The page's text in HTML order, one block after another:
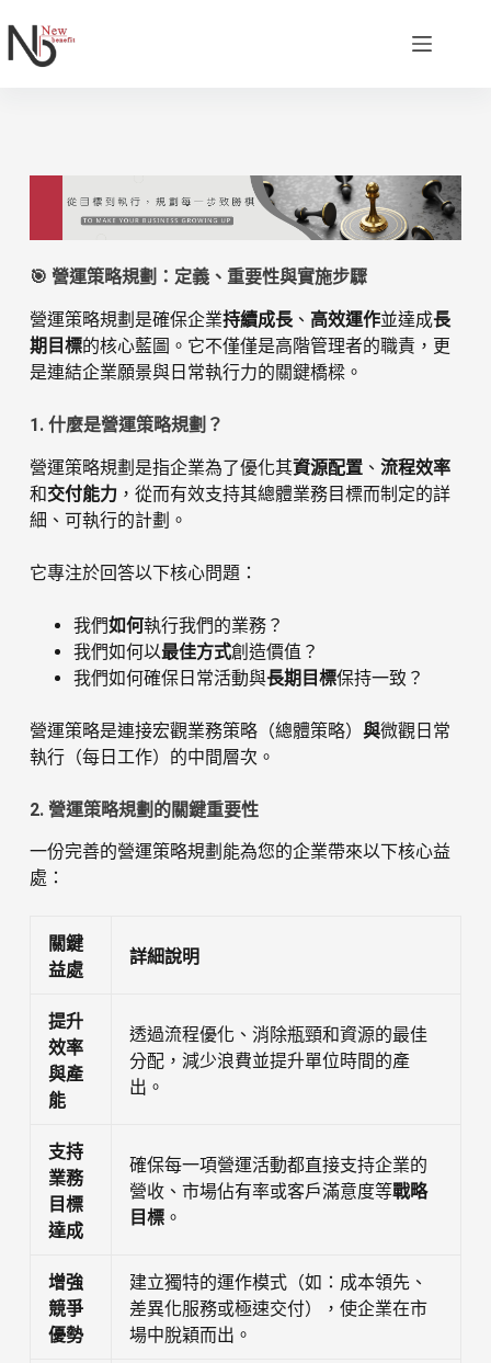
🎯 營運策略規劃：定義、重要性與實施步驟
營運策略規劃是確保企業持續成長、 高效運作並達成長
期目標的核心藍圖。它不僅僅是高階管理者的職責，更
是連結企業願景與日常執行力的關鍵橋樑。
1. 什麼是營運策略規劃？
營運策略規劃是指企業為了優化其資源配置、 流程效率
和交付能力，從而有效支持其總體業務目標而制定的詳
細、可執行的計劃。
它專注於回答以下核心問題：
我們如何執行我們的業務？
我們如何以最佳方式創造價值？
我們如何確保日常活動與長期目標保持一致？
營運策略是連接宏觀業務策略（總體策略） 與微觀日常
執行（每日工作）的中間層次。
2. 營運策略規劃的關鍵重要性
一份完善的營運策略規劃能為您的企業帶來以下核心益
處：
關鍵
益處
詳細說明
提升
效率
與產
能
透過流程優化、消除瓶頸和資源的最佳
分配，減少浪費並提升單位時間的產
出。
支持
業務
目標
達成
確保每一項營運活動都直接支持企業的
營收、市場佔有率或客戶滿意度等戰略
目標。
增強
競爭
優勢
建立獨特的運作模式（如：成本領先、
差異化服務或極速交付），使企業在市
場中脫穎而出。